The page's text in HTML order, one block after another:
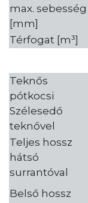
max. sebesség
[mm]
Térfogat [m³]
Teknős
pótkocsi
Szélesedő
teknővel
Teljes hossz
hátsó
surrantóval
Belső hossz